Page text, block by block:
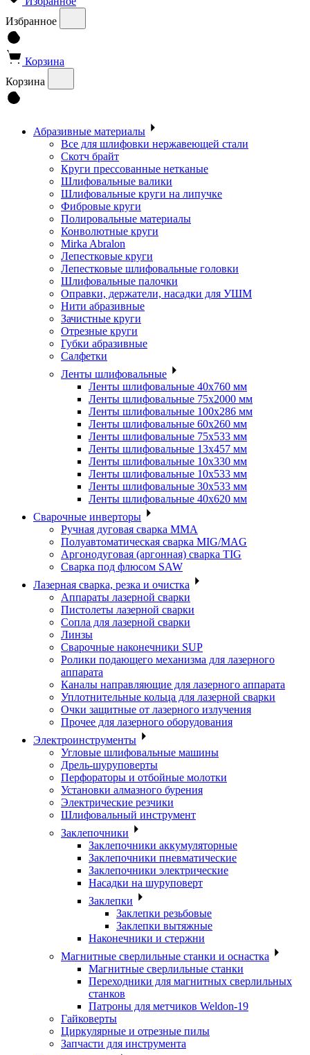
Избранное
Корзина
Корзина
Абразивные материалы
Все для шлифовки нержавеющей стали
Скотч брайт
Круги прессованные нетканые
Шлифовальные валики
Шлифовальные круги на липучке
Фибровые круги
Полировальные материалы
Конволютные круги
Mirka Abralon
Лепестковые круги
Лепестковые шлифовальные головки
Шлифовальные палочки
Оправки, держатели, насадки для УШМ
Нити абразивные
Зачистные круги
Отрезные круги
Губки абразивные
Салфетки
Ленты шлифовальные
Ленты шлифовальные 40х760 мм
Ленты шлифовальные 75х2000 мм
Ленты шлифовальные 100х286 мм
Ленты шлифовальные 60х260 мм
Ленты шлифовальные 75х533 мм
Ленты шлифовальные 13х457 мм
Ленты шлифовальные 10х330 мм
Ленты шлифовальные 10х533 мм
Ленты шлифовальные 30х533 мм
Ленты шлифовальные 40х620 мм
Сварочные инверторы
Ручная дуговая сварка MMA
Полуавтоматическая сварка MIG/MAG
Аргонодуговая (аргонная) сварка TIG
Сварка под флюсом SAW
Лазерная сварка, резка и очистка
Аппараты лазерной сварки
Пистолеты лазерной сварки
Сопла для лазерной сварки
Линзы
Сварочные наконечники SUP
Ролики подающего механизма для лазерного
аппарата
Каналы направляющие для лазерного аппарата
Уплотнительные кольца для лазерной сварки
Очки защитные от лазерного излучения
Прочее для лазерного оборудования
Электроинструменты
Угловые шлифовальные машины
Дрель-шуруповерты
Перфораторы и отбойные молотки
Установки алмазного бурения
Электрические резчики
Шлифовальный инструмент
Заклепочники
Заклепочники аккумуляторные
Заклепочники пневматические
Заклепочники электрические
Насадки на шуруповерт
Заклепки
Заклепки резьбовые
Заклепки вытяжные
Наконечники и стержни
Магнитные сверлильные станки и оснастка
Магнитные сверлильные станки
Переходники для магнитных сверлильных
станков
Патроны для метчиков Weldon-19
Гайковерты
Циркулярные и отрезные пилы
Запчасти для инструмента